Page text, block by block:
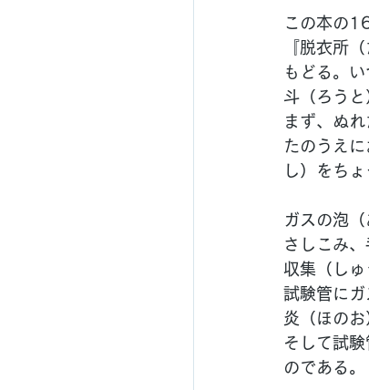
この本の
『脱衣所
もどる。
斗（ろう
まず、ぬ
たのうえ
し）をち
ガスの泡
さしこみ
収集（しゅ
試験管に
炎（ほの
そして試
のである。